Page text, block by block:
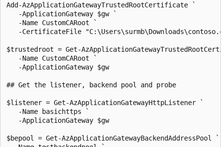
Add-AzApplicationGatewayTrustedRootCertificate `
   -ApplicationGateway $gw `
   -Name CustomCARoot `
-CertificateFile
$trustedroot = Get-
   -Name CustomCARoot `
   -ApplicationGateway $gw
## Get the listener, backend pool and probe
$listener = Get-AzApplicationGatewayHttpListener `
   -Name basichttps `
   -ApplicationGateway $gw
$bepool = Get-AzApplicationGatewayBackendAddressPool `